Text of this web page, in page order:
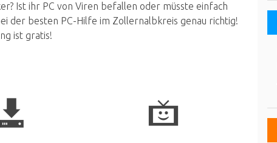
Ist ihr PC von Viren befallen oder müsste einfach
der besten PC-Hilfe im Zollernalbkreis genau richtig!
ist gratis!